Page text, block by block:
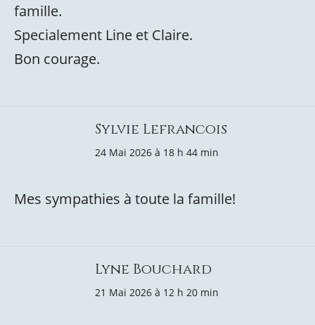
famille.
Specialement Line et Claire.
Bon courage.
Sylvie Lefrancois
24 Mai 2026 à 18 h 44 min
Mes sympathies à toute la famille!
Lyne Bouchard
21 Mai 2026 à 12 h 20 min